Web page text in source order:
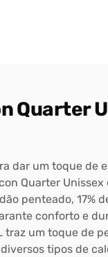
Quarter
dar um toque de
Quarter
penteado, 17%
conforto e
traz um toque de
tipos de